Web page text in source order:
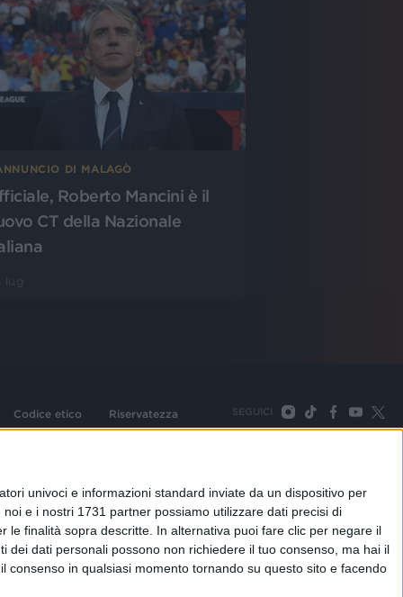
univoci e informazioni standard inviate da un dispositivo per
e i nostri 1731 partner possiamo utilizzare dati precisi di
le finalità sopra descritte. In alternativa puoi fare clic per negare il
dei dati personali possono non richiedere il tuo consenso, ma hai il
in qualsiasi momento tornando su questo sito e facendo
DI MALAGÒ
Roberto Mancini è il
CT della Nazionale
Codice etico Riservatezza SEGUICI